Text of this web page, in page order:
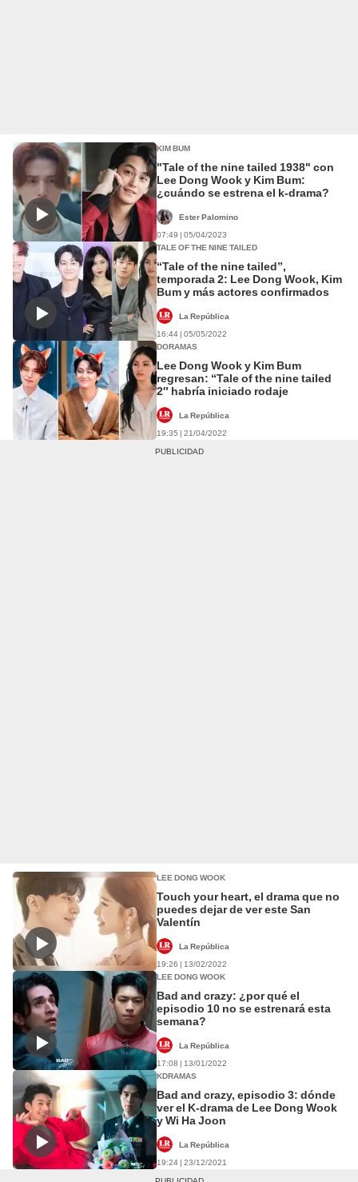
KIM BUM
"Tale of the nine tailed 1938" con
Lee Dong Wook y Kim Bum:
¿cuándo se estrena el k-drama?
Ester Palomino
07:49 | 05/04/2023
TALE OF THE NINE TAILED
“Tale of the nine tailed”,
temporada 2: Lee Dong Wook, Kim
Bum y más actores confirmados
La República
16:44 | 05/05/2022
DORAMAS
Lee Dong Wook y Kim Bum
regresan: “Tale of the nine tailed
2″ habría iniciado rodaje
La República
19:35 | 21/04/2022
LEE DONG WOOK
Touch your heart, el drama que no
puedes dejar de ver este San
Valentín
La República
19:26 | 13/02/2022
LEE DONG WOOK
Bad and crazy: ¿por qué el
episodio 10 no se estrenará esta
semana?
La República
17:08 | 13/01/2022
KDRAMAS
Bad and crazy, episodio 3: dónde
ver el K-drama de Lee Dong Wook
y Wi Ha Joon
La República
19:24 | 23/12/2021